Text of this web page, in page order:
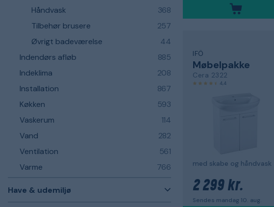
Håndvask
368
Tilbehør brusere
257
Øvrigt badeværelse
44
Indendørs afløb
885
Indeklima
208
Installation
867
Køkken
593
Vaskerum
114
Vand
282
Ventilation
561
Varme
766
Have & udemiljø
IFÖ
Møbelpakke
Cera 2322
4,4
med skabe og håndvask
2 299 kr.
Sendes mandag 10. aug.